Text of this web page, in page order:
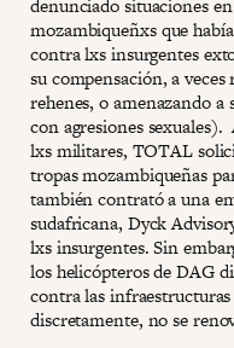
denunciado situaciones
mozambiqueñxs que
contra lxs insurgentes
su compensación, a
rehenes, o amenazando
con agresiones sexuales).
lxs militares, TOTAL
tropas mozambiqueñas
también contrató a una
sudafricana, Dyck
lxs insurgentes. Sin
los helicópteros de DAG
contra las
discretamente, no se